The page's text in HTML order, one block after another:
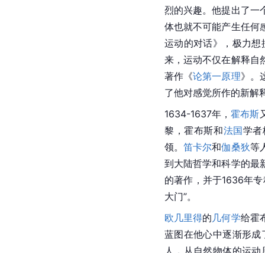
烈的兴趣。他提出了一
体也就不可能产生任何
运动的对话》，极力
来，运动不仅在解释自
著作《论第一原理》。
了他对感觉所作的新解
1634-1637年，霍布斯
黎，霍布斯和法国学
领。笛卡尔和伽桑狄等
到大陆哲学和科学的最
的著作，并于1636年
大门”。
欧几里得的 几何学给霍
蓝图在他心中逐渐形
人，从自然物体的运